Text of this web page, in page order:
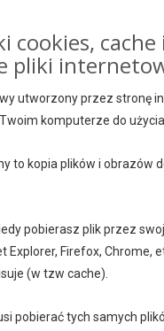
cookies, cache i
pliki
utworzony przez stronę
komputerze do
to kopia plików i obrazów
pobierasz plik przez
Firefox, Chrome,
(w tzw cache).
pobierać tych samych